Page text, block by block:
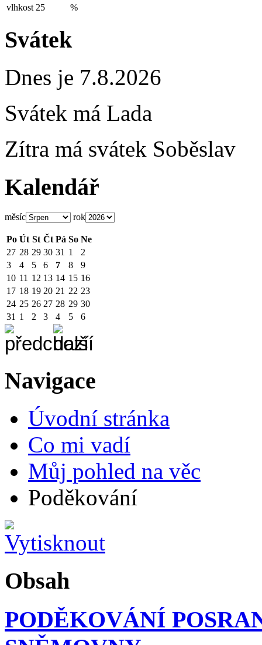
vlhkost 25 %
Svátek
Dnes je 7.8.2026
Svátek má Lada
Zítra má svátek Soběslav
Kalendář
měsíc rok
Po Út St Čt Pá So Ne
27 28 29 30 31 1
2
3
4 5 6 7 8
9
10 11 12 13 14 15 16
17 18 19 20 21 22 23
24 25 26 27 28 29 30
31 1 2 3 4 5 6
Navigace
Úvodní stránka
Co mi vadí
Můj pohled na věc
Poděkování
Obsah
PODĚKOVÁNÍ